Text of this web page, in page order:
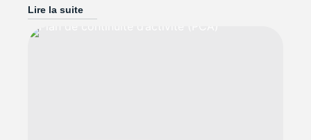
Lire la suite